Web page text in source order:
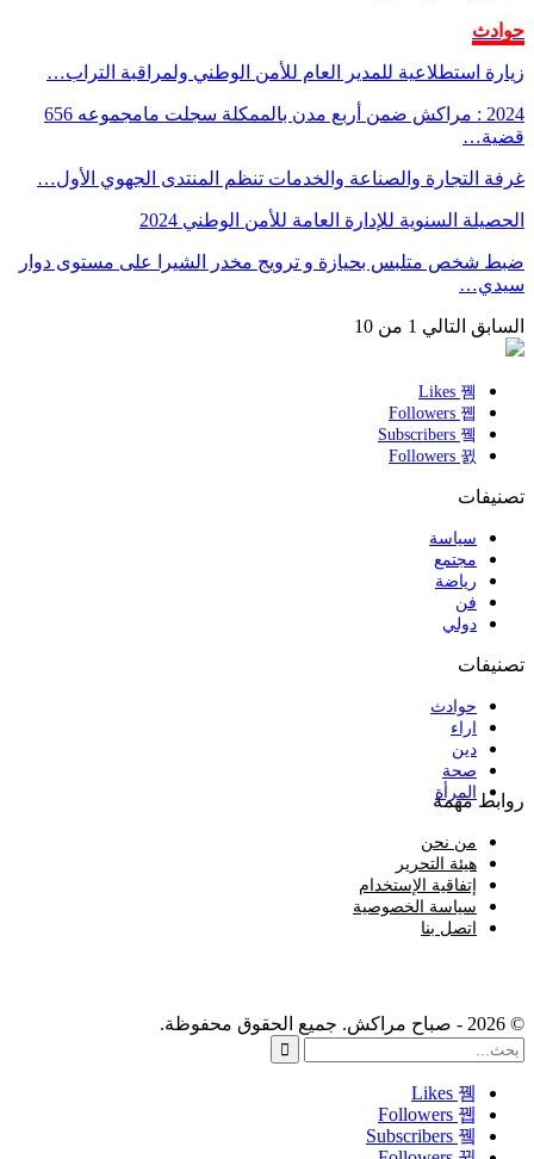
حوادث
زيارة استطلاعية للمدير العام للأمن الوطني ولمراقبة التراب…
2024 : مراكش ضمن أربع مدن بالممكلة سجلت مامجموعه 656
قضية…
غرفة التجارة والصناعة والخدمات تنظم المنتدى الجهوي الأول…
الحصيلة السنوية للإدارة العامة للأمن الوطني 2024
ضبط شخص متلبس بحيازة و ترويج مخدر الشيرا على مستوى دوار
سيدي…
السابق التالي 1 من 10
تصنيفات
سياسة
مجتمع
رياضة
فن
دولي
تصنيفات
حوادث
اراء
دين
صحة
المرأة
روابط مهمة
من نحن
هيئة التحرير
إتفاقية الإستخدام
سياسة الخصوصية
اتصل بنا
© 2026 - صباح مراكش. جميع الحقوق محفوظة.